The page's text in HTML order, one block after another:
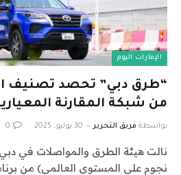
الإمارات اليوم
“طرق دبي” تحصد تصنيف
من شبكة المقارنة
بواسطة فريق التحرير 30 يوليو، 2025 0
نالت هيئة الطرق والمواصلات في
نجوم على المستوى العالمي) من